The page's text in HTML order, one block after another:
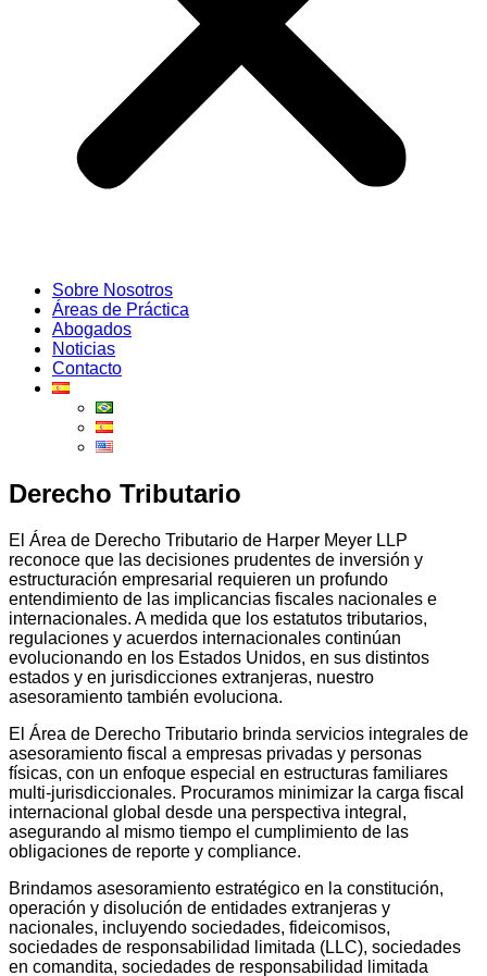
Sobre Nosotros
Áreas de Práctica
Abogados
Noticias
Contacto
Derecho Tributario
El Área de Derecho Tributario de Harper Meyer LLP
reconoce que las decisiones prudentes de inversión y
estructuración empresarial requieren un profundo
entendimiento de las implicancias fiscales nacionales e
internacionales. A medida que los estatutos tributarios,
regulaciones y acuerdos internacionales continúan
evolucionando en los Estados Unidos, en sus distintos
estados y en jurisdicciones extranjeras, nuestro
asesoramiento también evoluciona.
El Área de Derecho Tributario brinda servicios integrales de
asesoramiento fiscal a empresas privadas y personas
físicas, con un enfoque especial en estructuras familiares
multi-jurisdiccionales. Procuramos minimizar la carga fiscal
internacional global desde una perspectiva integral,
asegurando al mismo tiempo el cumplimiento de las
obligaciones de reporte y compliance.
Brindamos asesoramiento estratégico en la constitución,
operación y disolución de entidades extranjeras y
nacionales, incluyendo sociedades, fideicomisos,
sociedades de responsabilidad limitada (LLC), sociedades
en comandita, sociedades de responsabilidad limitada